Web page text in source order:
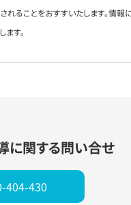
れることをおすすいたします。情
ます。
に関する問い合せ
404-430